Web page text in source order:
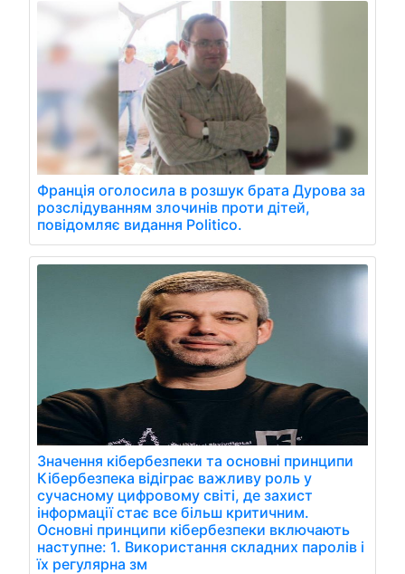
Франція оголосила в розшук брата Дурова за
розслідуванням злочинів проти дітей,
повідомляє видання Politico.
Значення кібербезпеки та основні принципи
Кібербезпека відіграє важливу роль у
сучасному цифровому світі, де захист
інформації стає все більш критичним.
Основні принципи кібербезпеки включають
наступне: 1. Використання складних паролів і
їх регулярна зм